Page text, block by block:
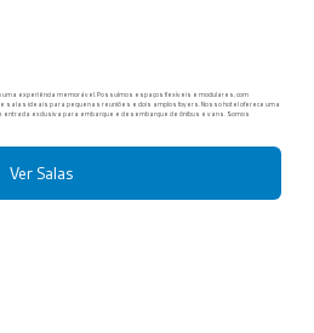
experiência memorável. Possuímos espaços flexíveis e modulares, com
salas ideais para pequenas reuniões e dois amplos foyers. Nosso hotel oferece uma
exclusiva para embarque e desembarque de ônibus e vans. Somos
Ver Salas